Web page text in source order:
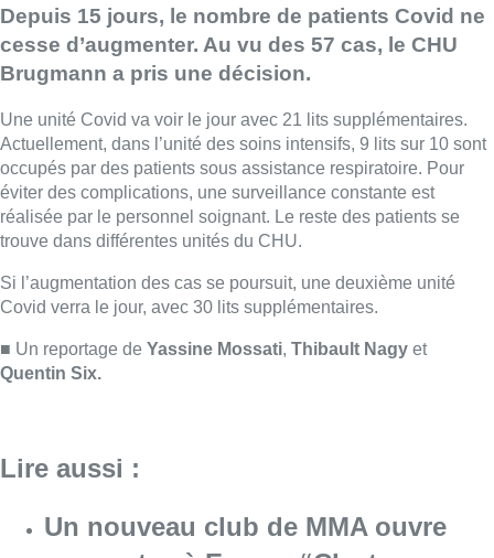
Covid verra le jour, avec 30 lits supplémentaires.
■Un reportage deYassine Mossati,Thibault Nagy et
Quentin Six.
Lire aussi :
Un nouveau club de MMA ouvre
comme on voit à la télé”